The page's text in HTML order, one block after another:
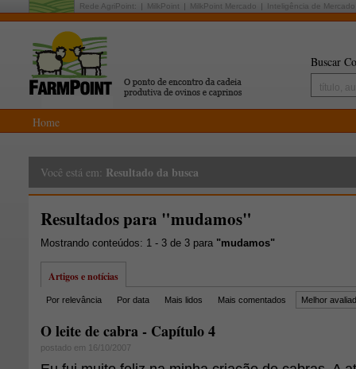
Rede AgriPoint: MilkPoint MilkPoint Mercado Inteligência de Mercado
Buscar
Home
Você está em: Resultado da busca
Resultados para "mudamos"
Mostrando conteúdos: 1 - 3 de 3 para "mudamos"
Artigos e notícias
Por relevância Por data Mais lidos Mais comentados Melhor
O leite de cabra - Capítulo 4
postado em 16/10/2007